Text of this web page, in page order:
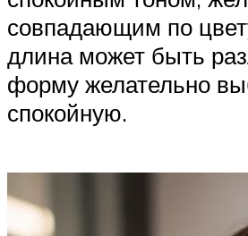
совпадающим по
длина может быть
форму желательно
спокойную.